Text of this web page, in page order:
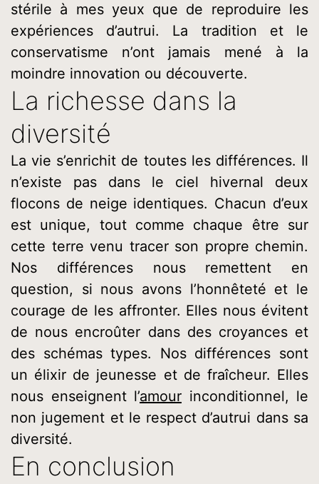
stérile à mes yeux que de reproduire les
expériences d’autrui. La tradition et le
conservatisme n’ont jamais mené à la
moindre innovation ou découverte.
La richesse dans la
diversité
La vie s’enrichit de toutes les différences. Il
n’existe pas dans le ciel hivernal deux
flocons de neige identiques. Chacun d’eux
est unique, tout comme chaque être sur
cette terre venu tracer son propre chemin.
Nos différences nous remettent en
question, si nous avons l’honnêteté et le
courage de les affronter. Elles nous évitent
de nous encroûter dans des croyances et
des schémas types. Nos différences sont
un élixir de jeunesse et de fraîcheur. Elles
nous enseignent l’amour inconditionnel, le
non jugement et le respect d’autrui dans sa
diversité.
En conclusion